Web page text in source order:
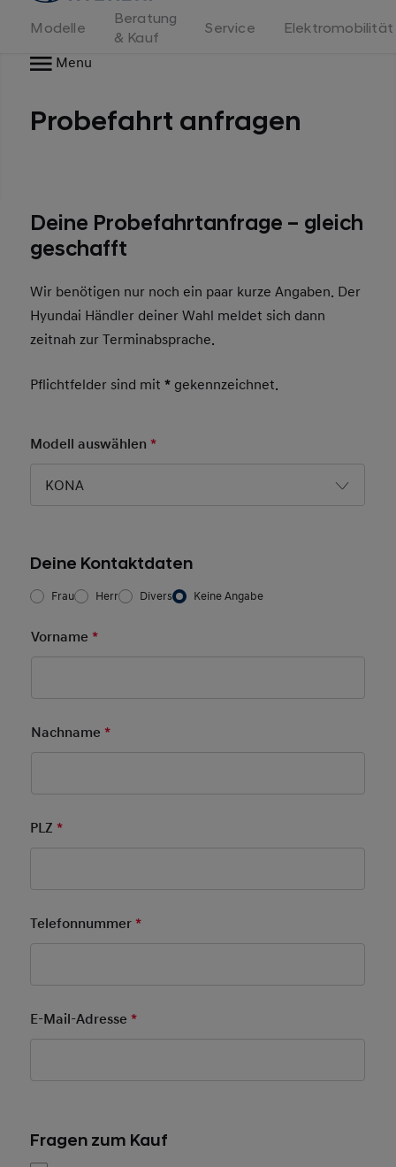
Modelle
Beratung
& Kauf
Service
Elektromobilität
Menu
Probefahrt anfragen
Deine Probefahrtanfrage – gleich
geschafft
Wir benötigen nur noch ein paar kurze Angaben. Der
Hyundai Händler deiner Wahl meldet sich dann
zeitnah zur Terminabsprache.
Pflichtfelder sind mit* gekennzeichnet.
Modell auswählen*
KONA
Deine Kontaktdaten
Frau/Herr *
Frau Herr Divers Keine Angabe
Vorname *Pflichtfeld
Nachname *Pflichtfeld
PLZ*
Telefonnummer*
E-Mail-Adresse*
Fragen zum Kauf